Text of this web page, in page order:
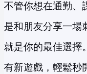
不管你想在通勤、
是和朋友分享一場
就是你的最佳選擇
有新遊戲，輕鬆秒